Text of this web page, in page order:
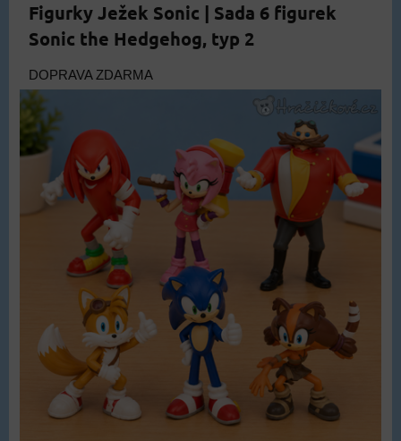
Figurky Ježek Sonic | Sada 6 figurek
Sonic the Hedgehog, typ 2
DOPRAVA ZDARMA